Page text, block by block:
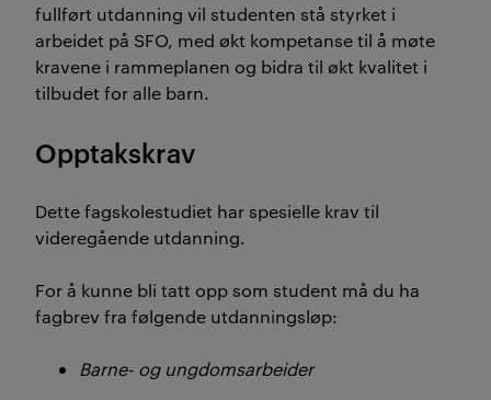
fullført utdanning vil studenten stå styrket i
arbeidet på SFO, med økt kompetanse til å møte
kravene i rammeplanen og bidra til økt kvalitet i
tilbudet for alle barn.
Opptakskrav
Dette fagskolestudiet har spesielle krav til
videregående utdanning.
For å kunne bli tatt opp som student må du ha
fagbrev fra følgende utdanningsløp:
Barne- og ungdomsarbeider